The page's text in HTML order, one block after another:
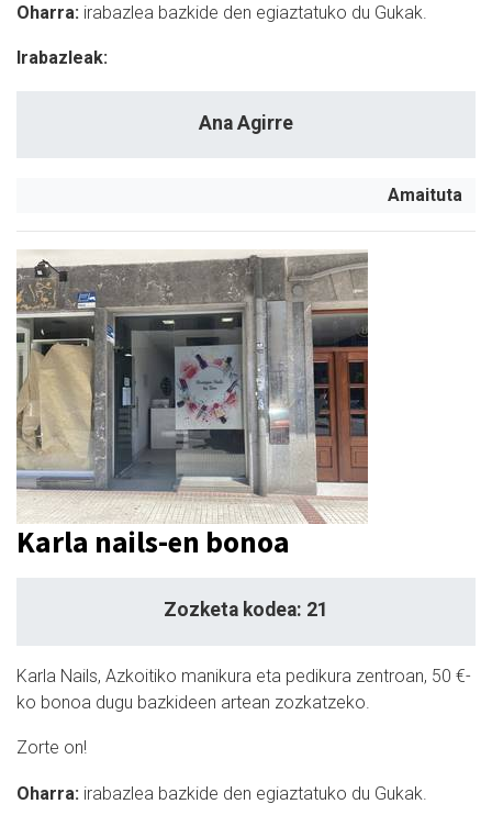
Oharra: irabazlea bazkide den egiaztatuko du Gukak.
Irabazleak:
Ana Agirre
Amaituta
Karla nails-en bonoa
Zozketa kodea: 21
Karla Nails, Azkoitiko manikura eta pedikura zentroan, 50 €-
ko bonoa dugu bazkideen artean zozkatzeko.
Zorte on!
Oharra: irabazlea bazkide den egiaztatuko du Gukak.